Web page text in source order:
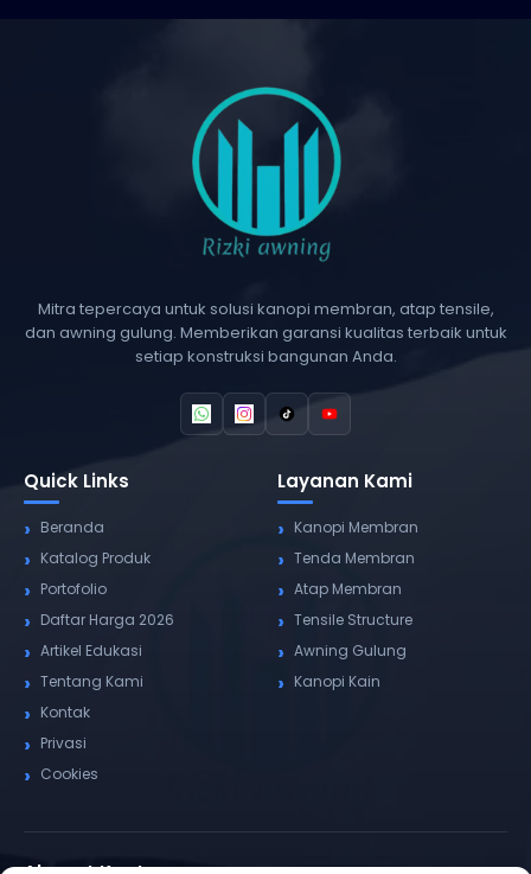
Mitra tepercaya untuk solusi kanopi membran, atap tensile,
dan awning gulung. Memberikan garansi kualitas terbaik untuk
setiap konstruksi bangunan Anda.
Quick Links
Beranda
Katalog Produk
Portofolio
Daftar Harga 2026
Artikel Edukasi
Tentang Kami
Kontak
Privasi
Cookies
Layanan Kami
Kanopi Membran
Tenda Membran
Atap Membran
Tensile Structure
Awning Gulung
Kanopi Kain